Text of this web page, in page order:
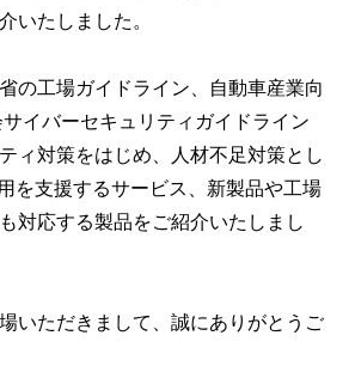
いたしました。
の工場ガイドライン、自動車産業向
イバーセキュリティガイドライン
ィ対策をはじめ、人材不足対策とし
を支援するサービス、新製品や工場
対応する製品をご紹介いたしまし
いただきまして、誠にありがとうご